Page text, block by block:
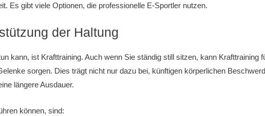
Es gibt viele Optionen, die professionelle E-Sportler nutzen.
der Haltung
kann, ist Krafttraining. Auch wenn Sie ständig still sitzen, kann Krafttraining
sorgen. Dies trägt nicht nur dazu bei, künftigen körperlichen
längere Ausdauer.
können, sind: